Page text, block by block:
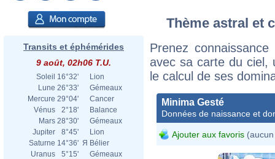
Transits et éphémérides
9 août, 02h06 T.U.
Soleil 16°32'
Lion
Lune 26°33'
Gémeaux
Mercure 29°04'
Cancer
Vénus
2°18'
Balance
Mars 28°30'
Gémeaux
Jupiter
8°45'
Lion
Saturne 14°36' Я Bélier
Uranus
5°15'
Gémeaux
Thème astral et
Prenez
avec sa carte du ciel,
le calcul de ses
Minima Gesté
Données de naissance et
Ajouter aux favoris